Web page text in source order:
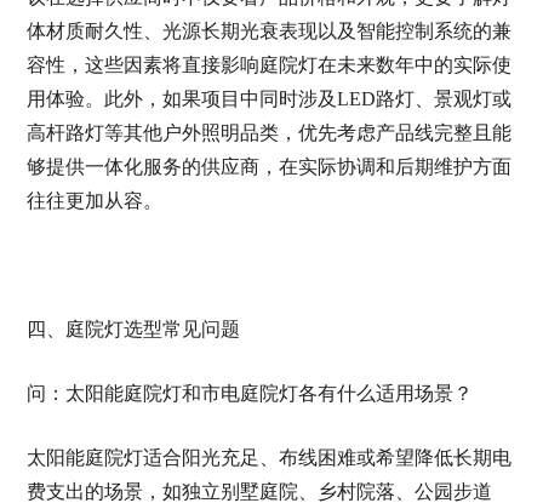
体材质耐久性、光源长期光衰表现以及智能控制系统的兼
容性，这些因素将直接影响庭院灯在未来数年中的实际使
用体验。此外，如果项目中同时涉及LED路灯、景观灯或
高杆路灯等其他户外照明品类，优先考虑产品线完整且能
够提供一体化服务的供应商，在实际协调和后期维护方面
往往更加从容。
四、庭院灯选型常见问题
问：太阳能庭院灯和市电庭院灯各有什么适用场景？
太阳能庭院灯适合阳光充足、布线困难或希望降低长期电
费支出的场景，如独立别墅庭院、乡村院落、公园步道